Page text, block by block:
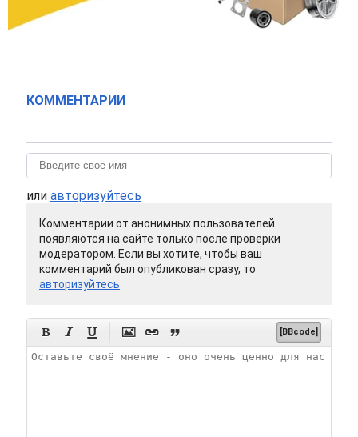
КОММЕНТАРИИ
или авторизуйтесь
Комментарии от анонимных пользователей
появляются на сайте только после проверки
модератором. Если вы хотите, чтобы ваш
комментарий был опубликован сразу, то
авторизуйтесь
      [BBcode]